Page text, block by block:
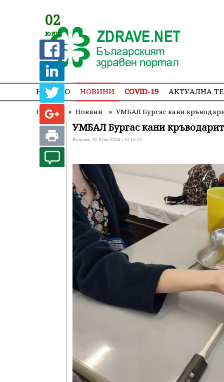
НАЧАЛО НОВИНИ COVID-19 АКТУАЛНА
Начало » Новини » УМБАЛ Бургас кани
02
юли
УМБАЛ Бургас кани
Вторник, 02 Юли 2024 | 10:16:22